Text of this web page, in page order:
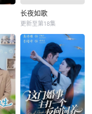
长夜如歌
更新至第18集